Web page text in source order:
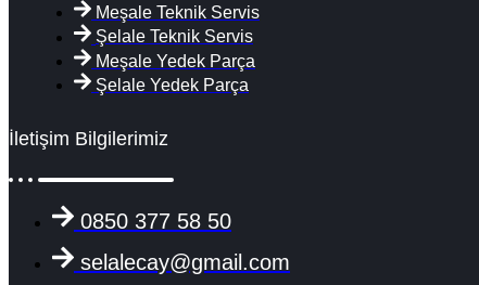
Meşale Teknik Servis
Şelale Teknik Servis
Meşale Yedek Parça
Şelale Yedek Parça
İletişim Bilgilerimiz
0850 377 58 50
selalecay@gmail.com